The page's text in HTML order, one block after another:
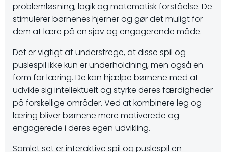
problemløsning, logik og matematisk forståelse. De
stimulerer børnenes hjerner og gør det muligt for
dem at lære på en sjov og engagerende måde.
Det er vigtigt at understrege, at disse spil og
puslespil ikke kun er underholdning, men også en
form for læring. De kan hjælpe børnene med at
udvikle sig intellektuelt og styrke deres færdigheder
på forskellige områder. Ved at kombinere leg og
læring bliver børnene mere motiverede og
engagerede i deres egen udvikling.
Samlet set er interaktive spil og puslespil en